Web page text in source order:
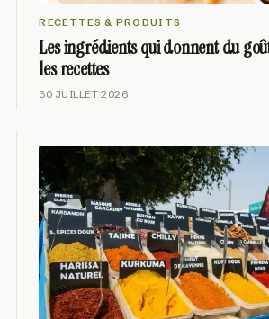
RECETTES & PRODUITS
Les ingrédients qui donnent du
les recettes
30 JUILLET 2026